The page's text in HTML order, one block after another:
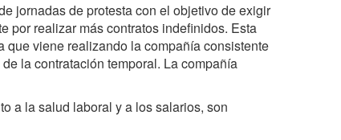
jornadas de protesta con el objetivo de exigir
por realizar más contratos indefinidos. Esta
viene realizando la compañía consistente
la contratación temporal. La compañía
a la salud laboral y a los salarios, son